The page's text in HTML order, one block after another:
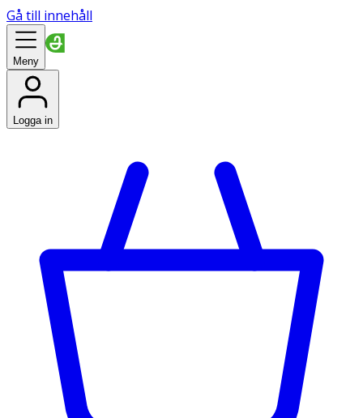
Gå till innehåll
Meny
Logga in